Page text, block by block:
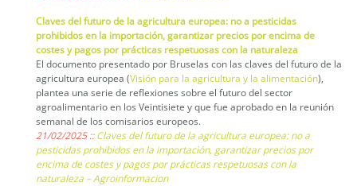
Claves del futuro de la agricultura europea: no a pesticidas
prohibidos en la importación, garantizar precios por encima de
costes y pagos por prácticas respetuosas con la naturaleza
El documento presentado por Bruselas con las claves del futuro de la
agricultura europea (Visión para la agricultura y la alimentación),
plantea una serie de reflexiones sobre el futuro del sector
agroalimentario en los Veintisiete y que fue aprobado en la reunión
semanal de los comisarios europeos.
21/02/2025 ::Claves del futuro de la agricultura europea: no a
pesticidas prohibidos en la importación, garantizar precios por
encima de costes y pagos por prácticas respetuosas con la
naturaleza – Agroinformacion